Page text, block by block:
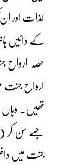
لذات اور
حصہ
ارواح جنت
تھیں۔
جسے سن کر
جنت میں